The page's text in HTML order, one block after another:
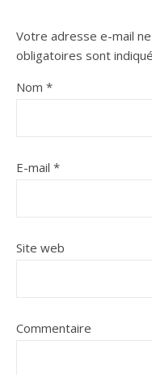
Votre adresse e-mail
obligatoires sont
Nom *
E-mail *
Site web
Commentaire